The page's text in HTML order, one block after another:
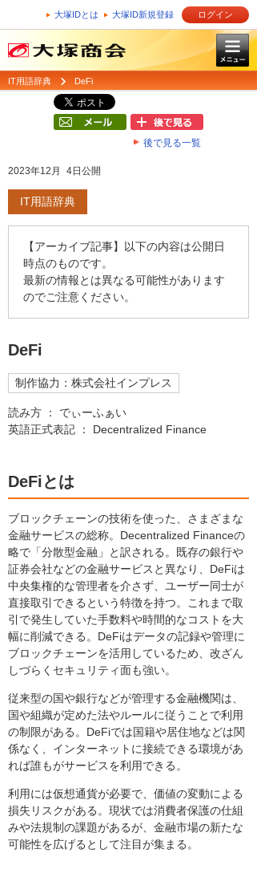
大塚IDとは 大塚ID新規登録 ログイン
IT用語辞典 DeFi
後で見る一覧
2023年12月 4日公開
IT用語辞典
【アーカイブ記事】以下の内容は公開日
時点のものです。
最新の情報とは異なる可能性があります
のでご注意ください。
DeFi
制作協力：株式会社インプレス
読み方 ： でぃーふぁい
英語正式表記 ： Decentralized Finance
DeFiとは
ブロックチェーンの技術を使った、さまざまな
金融サービスの総称。Decentralized Financeの
略で「分散型金融」と訳される。既存の銀行や
証券会社などの金融サービスと異なり、DeFiは
中央集権的な管理者を介さず、ユーザー同士が
直接取引できるという特徴を持つ。これまで取
引で発生していた手数料や時間的なコストを大
幅に削減できる。DeFiはデータの記録や管理に
ブロックチェーンを活用しているため、改ざん
しづらくセキュリティ面も強い。
従来型の国や銀行などが管理する金融機関は、
国や組織が定めた法やルールに従うことで利用
の制限がある。DeFiでは国籍や居住地などは関
係なく、インターネットに接続できる環境があ
れば誰もがサービスを利用できる。
利用には仮想通貨が必要で、価値の変動による
損失リスクがある。現状では消費者保護の仕組
みや法規制の課題があるが、金融市場の新たな
可能性を広げるとして注目が集まる。